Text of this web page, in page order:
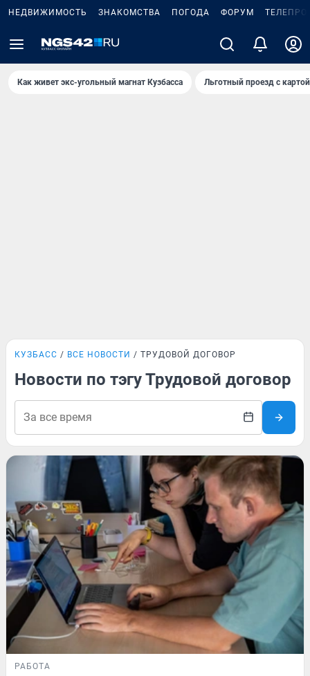
НЕДВИЖИМОСТЬ ЗНАКОМСТВА ПОГОДА ФОРУМ
Как живет экс-угольный магнат Кузбасса Льготный проезд с
КУЗБАСС ВСЕ НОВОСТИ ТРУДОВОЙ ДОГОВОР
Новости по тэгу Трудовой договор
РАБОТА